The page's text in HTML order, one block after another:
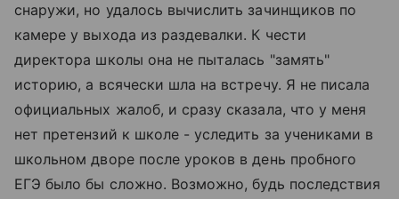
снаружи, но удалось вычислить зачинщиков по
камере у выхода из раздевалки. К чести
директора школы она не пыталась "замять"
историю, а всячески шла на встречу. Я не писала
официальных жалоб, и сразу сказала, что у меня
нет претензий к школе - уследить за учениками в
школьном дворе после уроков в день пробного
ЕГЭ было бы сложно. Возможно, будь последствия